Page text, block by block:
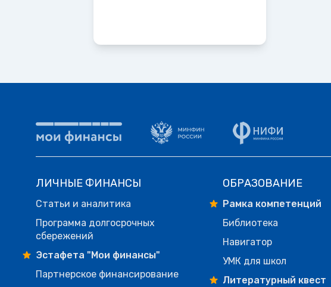
ЛИЧНЫЕ ФИНАНСЫ
Статьи и аналитика
Программа долгосрочных
сбережений
Эстафета "Мои финансы"
Партнерское финансирование
ОБРАЗОВАНИЕ
Рамка компетенций
Библиотека
Навигатор
УМК для школ
Литературный квест